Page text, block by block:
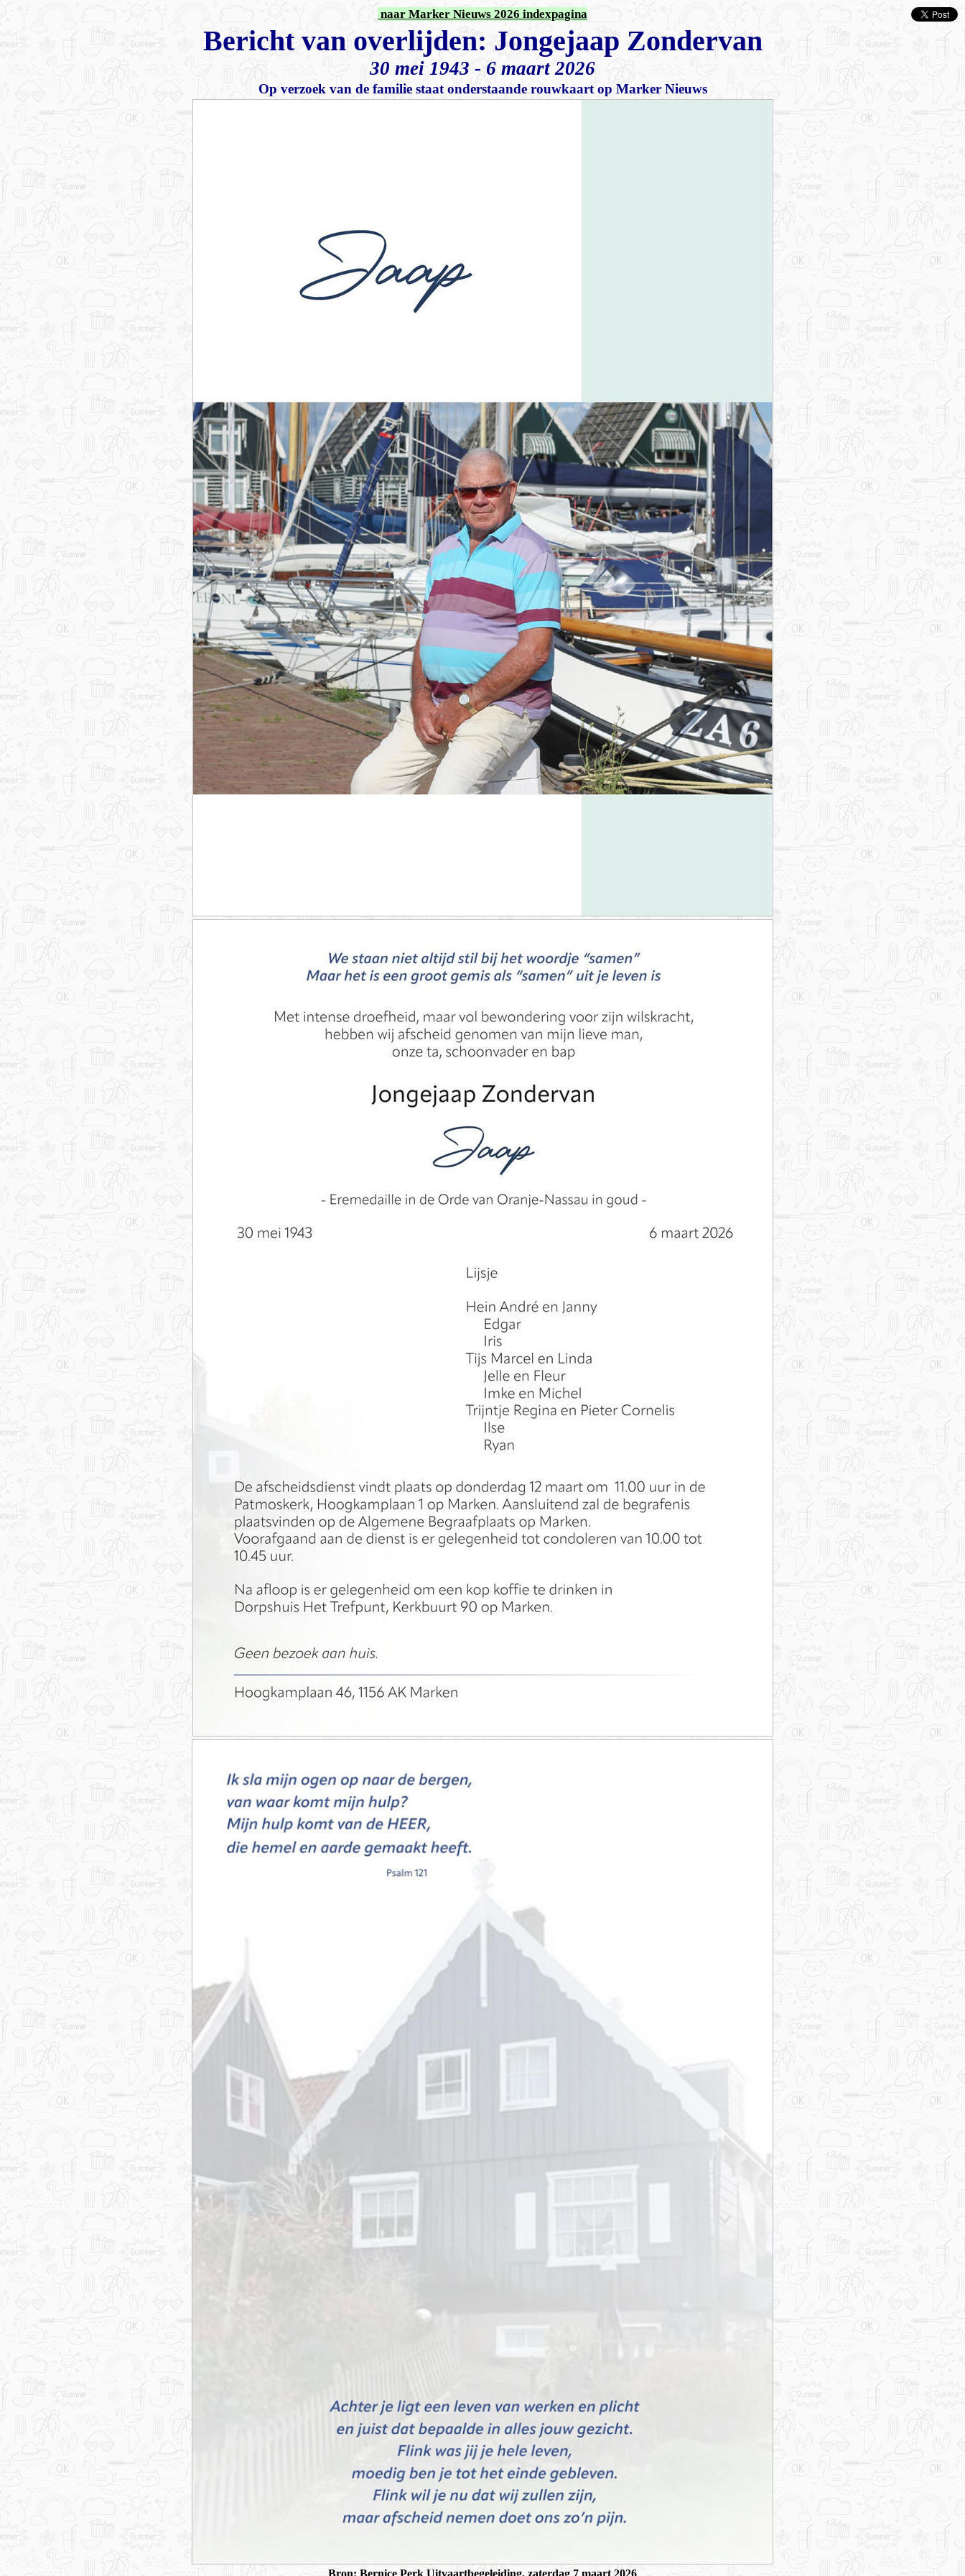
naar Marker Nieuws 2026 indexpagina
Bericht van overlijden: Jongejaap Zondervan
30 mei 1943- 6 maart 2026
Op verzoek van de familie staat onderstaande rouwkaart op Marker Nieuws
Bron: Bernice Perk Uitvaartbegeleiding, zaterdag 7 maart 2026